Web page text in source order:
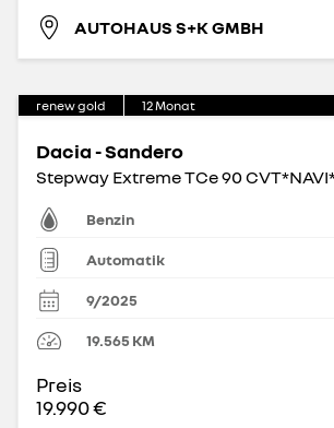
AUTOHAUS S+K GMBH
renew gold 12Monat
Dacia - Sandero
Stepway Extreme TCe 90
Benzin
Automatik
9/2025
19.565 KM
Preis
19.990 €